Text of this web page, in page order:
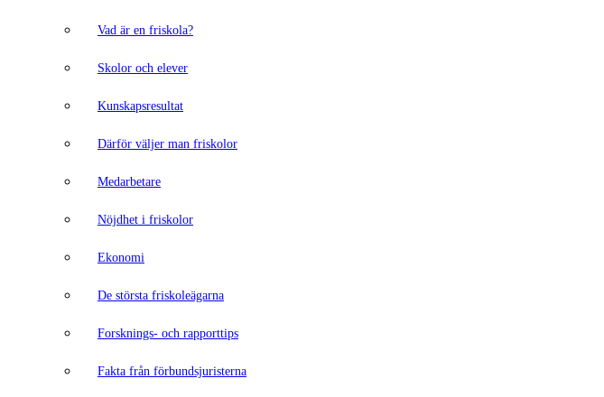
Vad är en friskola?
Skolor och elever
Kunskapsresultat
Därför väljer man friskolor
Medarbetare
Nöjdhet i friskolor
Ekonomi
De största friskoleägarna
Forsknings- och rapporttips
Fakta från förbundsjuristerna